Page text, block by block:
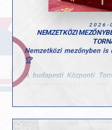
stabil formáját a hazai
mind az edzőik esetében!
2026-
NEMZETKÖZI
Nemzetközi mezőnyben is
🏆
A budapesti Központi
Budapest Kupának,
A rangos mezőnyben
teljesítményt nyújtott az